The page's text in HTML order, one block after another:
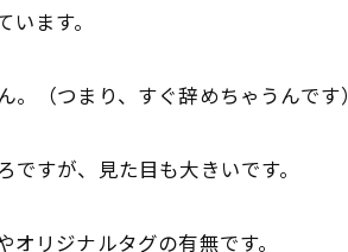
ます。
（つまり、すぐ辞めちゃうんです）
すが、見た目も大きいです。
リジナルタグの有無です。